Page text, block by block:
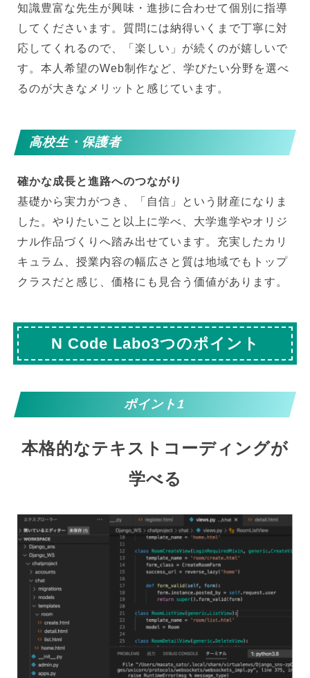
知識豊富な先生が興味・進捗に合わせて個別に指導
してくださいます。質問には納得いくまで丁寧に対
応してくれるので、「楽しい」が続くのが嬉しいで
す。本人希望のWeb制作など、学びたい分野を選べ
るのが大きなメリットと感じています。
高校生・保護者
確かな成長と進路へのつながり
基礎から実力がつき、「自信」という財産になりま
した。やりたいこと以上に学べ、大学進学やオリジ
ナル作品づくりへ踏み出せています。充実したカリ
キュラム、授業内容の幅広さと質は地域でもトップ
クラスだと感じ、価格にも見合う価値があります。
N Code Labo3つのポイント
ポイント1
本格的なテキストコーディングが
学べる